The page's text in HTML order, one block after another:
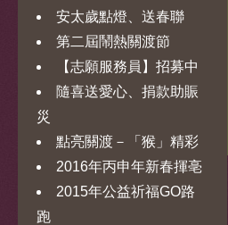
安太歲點燈、送春聯
第二屆鬧熱關渡節
【志願服務員】招募中
隨喜送愛心、捐款助賑
災
點亮關渡－「猴」精彩
2016年丙申年新春揮亳
2015年公益祈福GO路
跑